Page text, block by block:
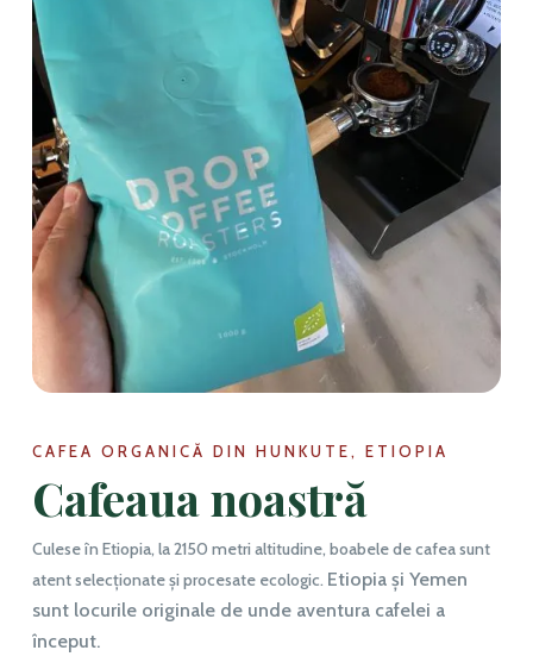
CAFEA ORGANICĂ DIN HUNKUTE, ETIOPIA
Cafeaua noastră
Culese în Etiopia, la 2150 metri altitudine, boabele de cafea sunt
atent selecționate și procesate ecologic. Etiopia și Yemen
sunt locurile originale de unde aventura cafelei a
început.